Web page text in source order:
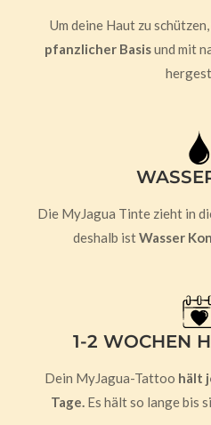
Um deine Haut zu
pfanzlicher Basisund mit
Die MyJagua Tinte zieht in
deshalb istWasser
1-2 WOCHEN
Dein MyJagua-Tattoo hält
Tage. Es hält so lange bis